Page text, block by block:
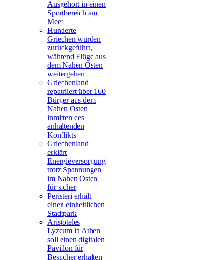
Ausgehort in einen
Sportbereich am
Meer
Hunderte
Griechen wurden
zurückgeführt,
während Flüge aus
dem Nahen Osten
weitergehen
Griechenland
repatriiert über 160
Bürger aus dem
Nahen Osten
inmitten des
anhaltenden
Konflikts
Griechenland
erklärt
Energieversorgung
trotz Spannungen
im Nahen Osten
für sicher
Peristeri erhält
einen einheitlichen
Stadtpark
Aristoteles
Lyzeum in Athen
soll einen digitalen
Pavillon für
Besucher erhalten